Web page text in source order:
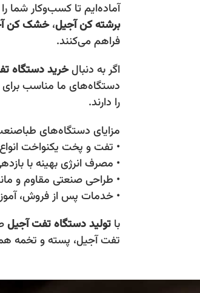
آماده‌ایم تا کسب‌وکار شما را
برشته کن آجیل،خشک کن
فراهم می‌کنند.
اگر به دنبالخرید دستگاه
دستگاه‌های ما مناسب
را دارند.
مزایای دستگاه‌های
• تفت و پخت یکنواخت
• مصرف انرژی بهینه با
• طراحی صنعتی مقاوم و
• خدمات پس از فروش،
با تولید دستگاه تفت آجیل
تفت آجیل، پسته و تخمه